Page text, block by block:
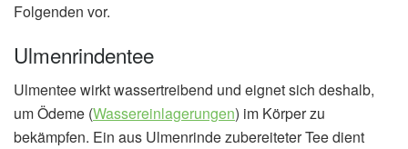
Folgenden vor.
Ulmenrindentee
Ulmentee wirkt wassertreibend und eignet sich deshalb,
um Ödeme (Wassereinlagerungen) im Körper zu
bekämpfen. Ein aus Ulmenrinde zubereiteter Tee dient